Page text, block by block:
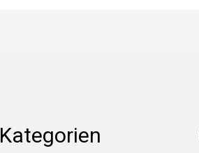
Kategorien